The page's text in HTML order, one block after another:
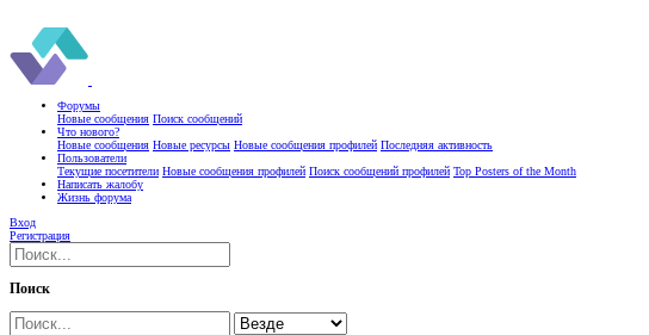
Форумы
Новые сообщения Поиск сообщений
Что нового?
Новые сообщения Новые ресурсы Новые сообщения профилей Последняя активность
Пользователи
Текущие посетители Новые сообщения профилей Поиск сообщений профилей Top Posters of the Month
Написать жалобу
Жизнь форума
Вход
Регистрация
Поиск